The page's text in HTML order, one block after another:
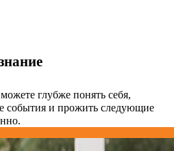
глубже понять себя,
события и прожить следующие